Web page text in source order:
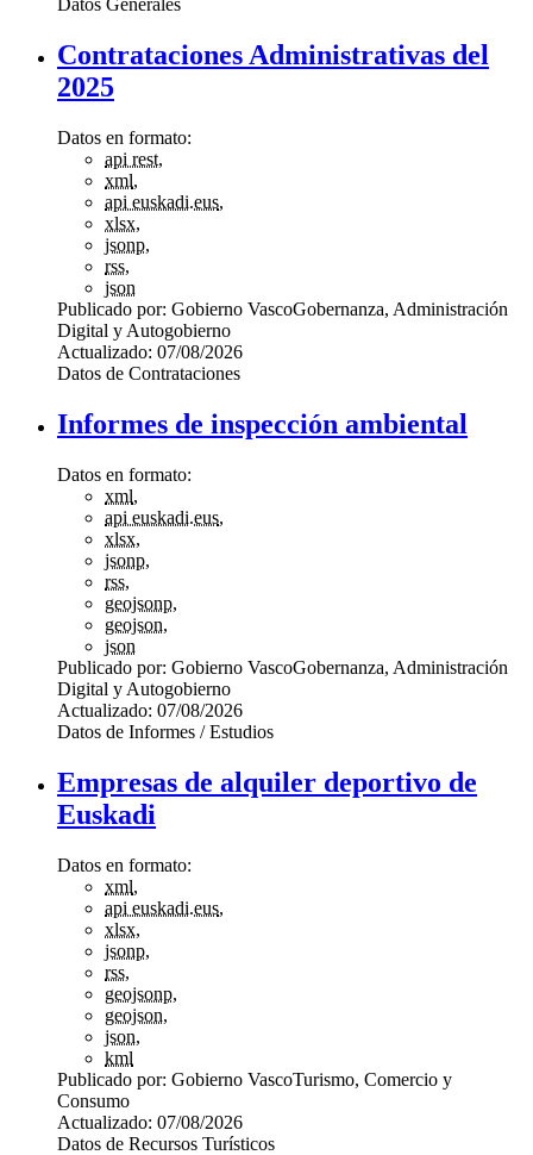
Datos Generales
Contrataciones Administrativas del
2025
Datos en formato:
api rest,
xml,
api euskadi.eus,
xlsx,
jsonp,
rss,
json
Publicado por: Gobierno VascoGobernanza, Administración
Digital y Autogobierno
Actualizado: 07/08/2026
Datos de Contrataciones
Informes de inspección ambiental
Datos en formato:
xml,
api euskadi.eus,
xlsx,
jsonp,
rss,
geojsonp,
geojson,
json
Publicado por: Gobierno VascoGobernanza, Administración
Digital y Autogobierno
Actualizado: 07/08/2026
Datos de Informes / Estudios
Empresas de alquiler deportivo de
Euskadi
Datos en formato:
xml,
api euskadi.eus,
xlsx,
jsonp,
rss,
geojsonp,
geojson,
json,
kml
Publicado por: Gobierno VascoTurismo, Comercio y
Consumo
Actualizado: 07/08/2026
Datos de Recursos Turísticos